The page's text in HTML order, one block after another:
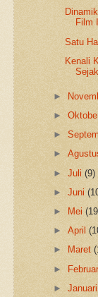
Film
Satu
Kenali
►
►
►
►
►Juli(9)
►Juni
►
Mei
►April
►
Maret
►
►